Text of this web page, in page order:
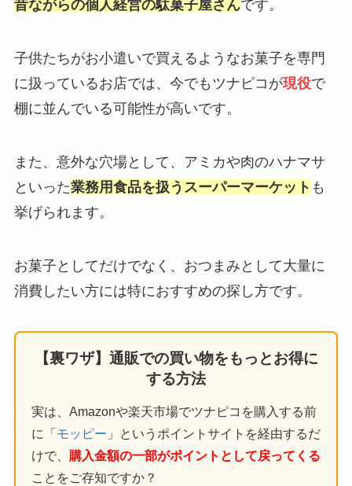
昔ながらの個人経営の駄菓子屋さんです。
子供たちがお小遣いで買えるようなお菓子を専門
に扱っているお店では、今でもツナピコが現役で
棚に並んでいる可能性が高いです。
また、意外な穴場として、アミカや肉のハナマサ
といった業務用食品を扱うスーパーマーケット も
挙げられます。
お菓子としてだけでなく、おつまみとして大量に
消費したい方には特におすすめの探し方です。
【裏ワザ】通販での買い物をもっとお得に
する方法
実は、Amazonや楽天市場でツナピコを購入する前
に「 モッピー 」というポイントサイトを経由するだ
けで、 購入金額の一部がポイントとして戻ってくる
ことをご存知ですか？